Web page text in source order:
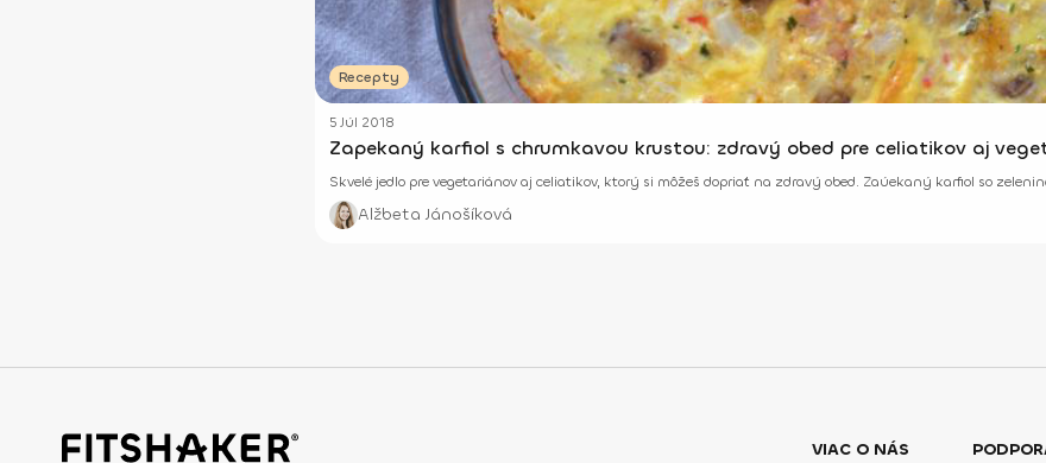
Recepty
5 Júl 2018
Zapekaný karfiol s chrumkavou krustou: zdravý obed pre celiatikov aj
Skvelé jedlo pre vegetariánov aj celiatikov, ktorý si môžeš dopriať na zdravý obed. Zaúekaný karfiol so
Alžbeta Jánošíková
VIAC O NÁS